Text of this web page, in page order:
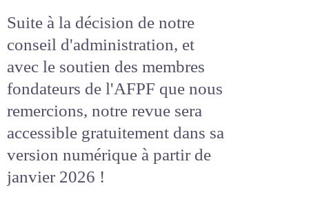
Suite à la décision de notre
conseil d'administration, et
avec le soutien des membres
fondateurs de l'AFPF que nous
remercions, notre revue sera
accessiblegratuitementdans
sa version numérique